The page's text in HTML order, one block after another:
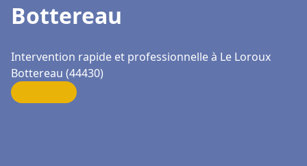
Bottereau
Intervention rapide et professionnelle à Le Loroux
Bottereau (44430)